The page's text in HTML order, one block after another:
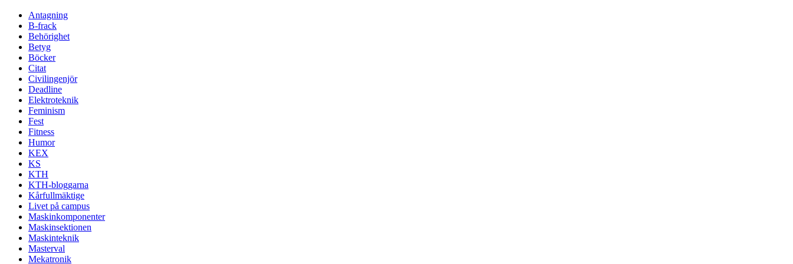
Antagning
B-frack
Behörighet
Betyg
Böcker
Citat
Civilingenjör
Deadline
Elektroteknik
Feminism
Fest
Fitness
Humor
KEX
KS
KTH
KTH-bloggarna
Kårfullmäktige
Livet på campus
Maskinkomponenter
Maskinsektionen
Maskinteknik
Masterval
Mekatronik